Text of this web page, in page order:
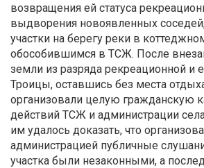
возвращения ей статуса
выдворения новоявленных
участки на берегу реки в
обособившимся в ТСЖ. После
земли из разряда рекреационной и
Троицы, оставшись без места
организовали целую гражданскую
действий ТСЖ и администрации
им удалось доказать, что
администрацией публичные
участка были незаконными, а